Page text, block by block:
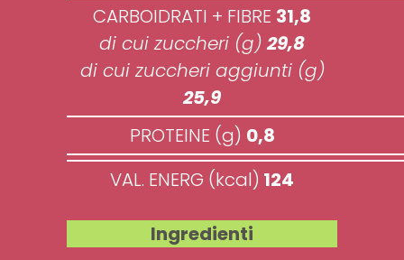
CARBOIDRATI + FIBRE 31,8
di cui zuccheri (g) 29,8
di cui zuccheri aggiunti (g)
25,9
PROTEINE (g) 0,8
VAL. ENERG (kcal) 124
Ingredienti